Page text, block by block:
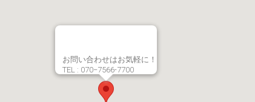
お問い合わせはお気軽に！
TEL : 070−7566-7700